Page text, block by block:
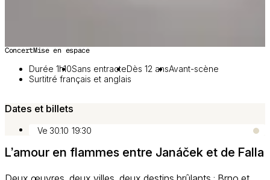
ConcertMise en espace
Durée 1h10Sans entracteDès 12 ansAvant-scène
Surtitré français et anglais
Dates et billets
Ve 30.10 19:30
L’amour en flammes entre Janáček et de Falla